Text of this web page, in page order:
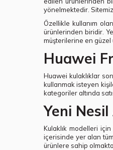
yönelmektedir.
Özellikle kullanım
ürünlerinden biridir.
müşterilerine en güzel
Huawei
Huawei kulaklıklar
kullanmak isteyen
kategoriler altında
Yeni Nesil
Kulaklık modelleri
içerisinde yer alan
ürünlere sahip